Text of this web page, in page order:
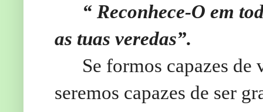
“ Reconhece-O em
as tuas veredas”.
Se formos capazes de
seremos capazes de ser